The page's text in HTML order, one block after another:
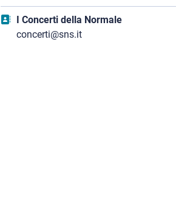
I Concerti della Normale
concerti@sns.it